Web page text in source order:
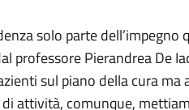
solo parte dell’impegno
professore Pierandrea De
sul piano della cura ma
attività, comunque,